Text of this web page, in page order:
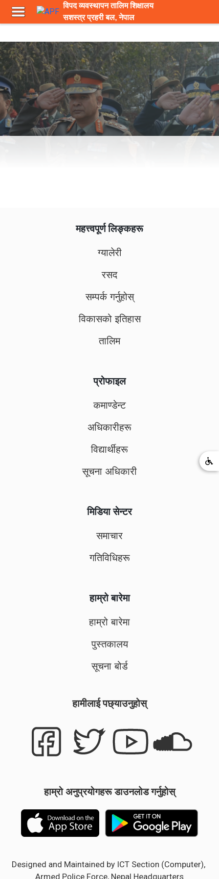
विपद व्यवस्थापन तालिम शिक्षालय
सशस्त्र प्रहरी बल, नेपाल
महत्त्वपूर्ण लिङ्कहरू
ग्यालेरी
रसद
सम्पर्क गर्नुहोस्
विकासको इतिहास
तालिम
प्रोफाइल
कमाण्डेन्ट
अधिकारीहरू
विद्यार्थीहरू
सूचना अधिकारी
मिडिया सेन्टर
समाचार
गतिविधिहरू
हाम्रो बारेमा
हाम्रो बारेमा
पुस्तकालय
सूचना बोर्ड
हामीलाई पछ्याउनुहोस्
हाम्रो अनुप्रयोगहरू डाउनलोड गर्नुहोस्
Designed and Maintained by ICT Section (Computer),
Armed Police Force, Nepal Headquarters